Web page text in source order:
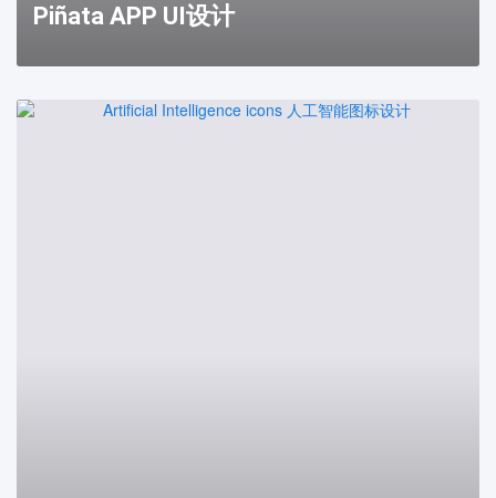
Piñata APP UI设计